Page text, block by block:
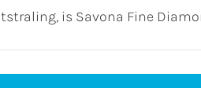
is Savona Fine